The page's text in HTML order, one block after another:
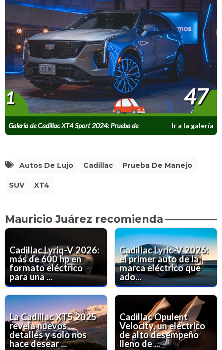
Galería de Cadillac XT4 Sport 2024: Prueba de
manejo
Ir a la galería
1 47
Autos De Lujo Cadillac Prueba De Manejo
SUV XT4
Mauricio Juárez recomienda
Cadillac Lyriq-V 2026:
más de 600 hp en
formato eléctrico
para una ...
Cadillac Lyric-V 2026:
el primer auto de la
marca eléctrico que
ado...
La Cadillac XT5 2025
revela nuevos
detalles y solo nos
hace desear ...
Cadillac Opulent
Velocity, un eléctrico
de alto desempeño
lleno de ...